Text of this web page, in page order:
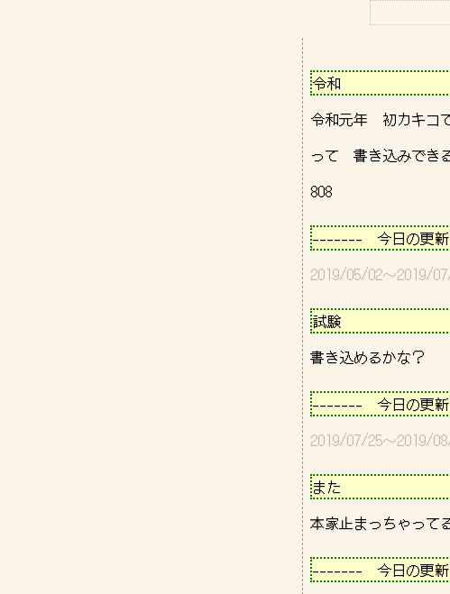
令和元年　初カキコ
って　書き込みでき
-------　今日の更
2019/05/02～2019/
-------　今日の更
2019/07/25～2019/
-------　今日の更